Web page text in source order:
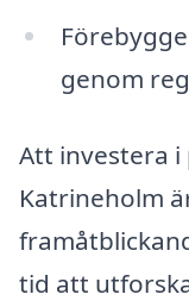
genom
Att investera
Katrineholm
tid att